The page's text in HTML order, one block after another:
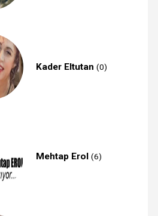
Kader Eltutan (0)
Mehtap Erol (6)